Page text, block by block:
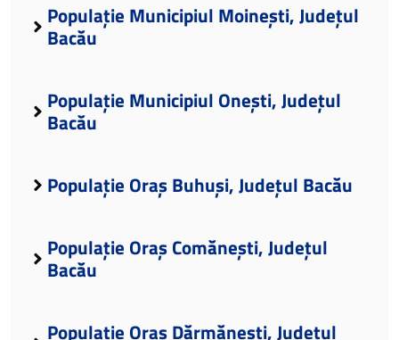
Populație Municipiul Moinești, Județul
Bacău
Populație Municipiul Onești, Județul
Bacău
Populație Oraș Buhuși, Județul Bacău
Populație Oraș Comănești, Județul
Bacău
Populație Oraș Dărmănești, Județul